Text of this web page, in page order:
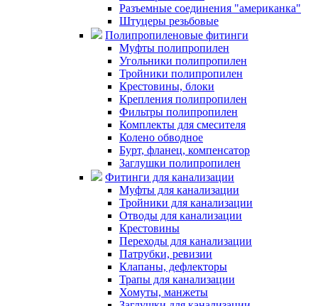
Разъемные соединения "американка"
Штуцеры резьбовые
Полипропиленовые фитинги
Муфты полипропилен
Угольники полипропилен
Тройники полипропилен
Крестовины, блоки
Крепления полипропилен
Фильтры полипропилен
Комплекты для смесителя
Колено обводное
Бурт, фланец, компенсатор
Заглушки полипропилен
Фитинги для канализации
Муфты для канализации
Тройники для канализации
Отводы для канализации
Крестовины
Переходы для канализации
Патрубки, ревизии
Клапаны, дефлекторы
Трапы для канализации
Хомуты, манжеты